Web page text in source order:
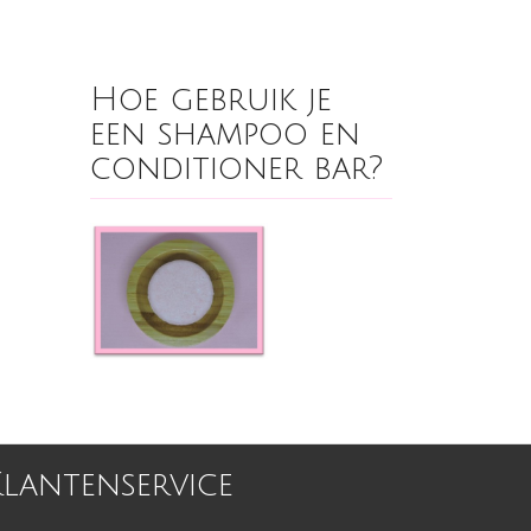
Hoe gebruik je
een shampoo en
conditioner bar?